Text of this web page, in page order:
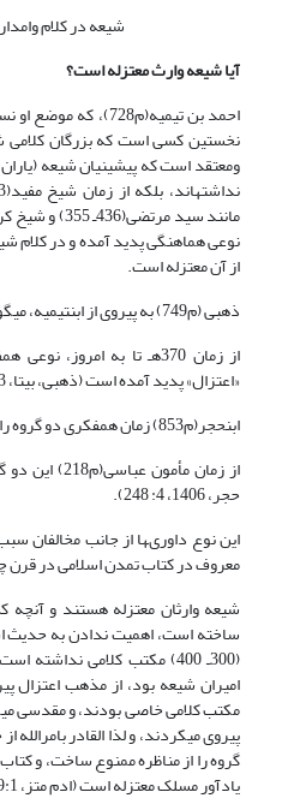
شیعه در کلام
آیا شیعه وارث معتزله است؟
احمد بن تیمیه(م728)،
نخستین کسى است که بزرگان کلامى
ومعتقد است که پیشینیان شیعه
نوعى هماهنگى پدید آمده و در کلام
از آن معتزله است.
ذهبى (م749) به پیروى از ابن‏تیمیه، ‏مى‏گوید:
از زمان 370هـ تا به
«اعتزال» پدید آمده است (ذهبی، بی‏تا، 13: 1490).
ابن‏حجر(م853) زمان هم‏فکرى دو گروه را گسترش داده و مى‏گوید:
از زمان
حجر، 1406، 4: 248).
این نوع داورى‏ها از جانب مخالفان
معروف در کتاب تمدن اسلامى در قرن
شیعه وارثان معتزله هستند و
ساخته است، اهمیت ندادن به
امیران شیعه بود، از مذهب اعتزال
مکتب کلامى خاصى بودند، و مقدسى
یادآور مسلک معتزله است (ادم متز، 1359:1: 106-107).